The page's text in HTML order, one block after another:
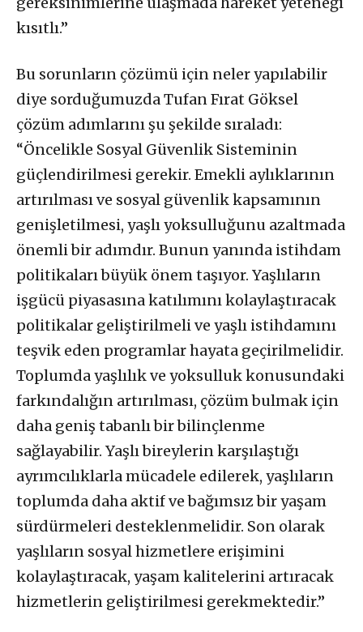
kısıtlı.”
Bu sorunların çözümü için neler yapılabilir
diye sorduğumuzda Tufan Fırat Göksel
çözüm adımlarını şu şekilde sıraladı:
“Öncelikle Sosyal Güvenlik Sisteminin
güçlendirilmesi gerekir. Emekli aylıklarının
artırılması ve sosyal güvenlik kapsamının
genişletilmesi, yaşlı yoksulluğunu azaltmada
önemli bir adımdır. Bunun yanında istihdam
politikaları büyük önem taşıyor. Yaşlıların
işgücü piyasasına katılımını kolaylaştıracak
politikalar geliştirilmeli ve yaşlı istihdamını
teşvik eden programlar hayata geçirilmelidir.
Toplumda yaşlılık ve yoksulluk konusundaki
farkındalığın artırılması, çözüm bulmak için
daha geniş tabanlı bir bilinçlenme
sağlayabilir. Yaşlı bireylerin karşılaştığı
ayrımcılıklarla mücadele edilerek, yaşlıların
toplumda daha aktif ve bağımsız bir yaşam
sürdürmeleri desteklenmelidir. Son olarak
yaşlıların sosyal hizmetlere erişimini
kolaylaştıracak, yaşam kalitelerini artıracak
hizmetlerin geliştirilmesi gerekmektedir.”